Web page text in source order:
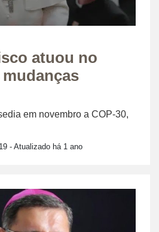
atuou no
em novembro a COP-30,
- Atualizado há 1 ano